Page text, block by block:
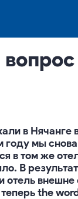
в Нячанге
году мы
в том же
В
отель внешне
the